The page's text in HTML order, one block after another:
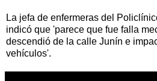
La jefa de enfermeras del
indicó que 'parece que fue falla
descendió de la calle Junín e
vehículos'.